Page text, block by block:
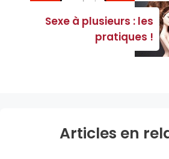
Sexe à plusieurs : les
pratiques !
Articles en